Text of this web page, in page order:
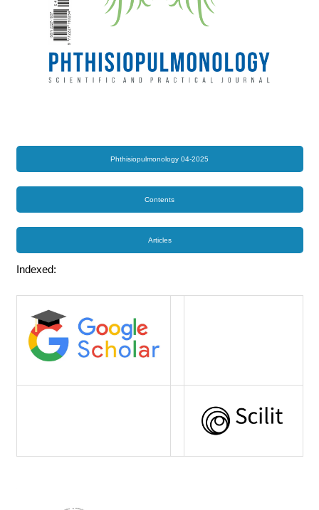
Phthisiopulmonology 04-2025
Contents
Articles
Indexed: